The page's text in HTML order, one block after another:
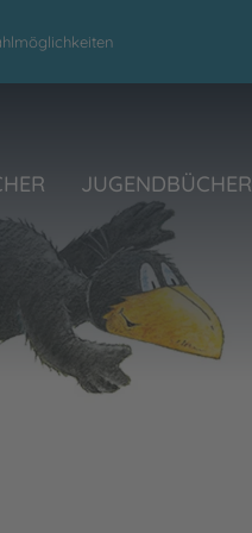
JUGENDBÜCHER